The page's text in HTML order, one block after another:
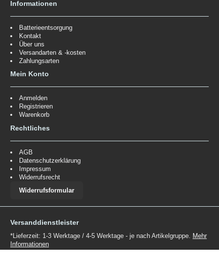
Informationen
Batterieentsorgung
Kontakt
Über uns
Versandarten & -kosten
Zahlungsarten
Mein Konto
Anmelden
Registrieren
Warenkorb
Rechtliches
AGB
Datenschutzerklärung
Impressum
Widerrufsrecht
Widerrufsformular
Versanddienstleister
*Lieferzeit: 1-3 Werktage / 4-5 Werktage - je nach Artikelgruppe. Mehr
Informationen